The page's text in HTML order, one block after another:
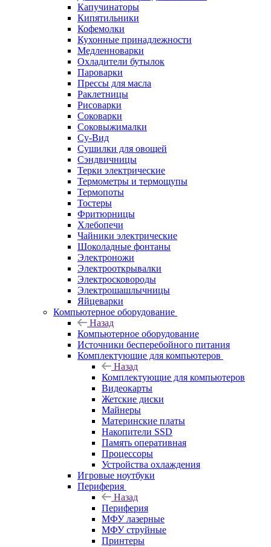
Капучинаторы
Кипятильники
Кофемолки
Кухонные принадлежности
Медленноварки
Охладители бутылок
Пароварки
Прессы для масла
Раклетницы
Рисоварки
Соковарки
Соковыжималки
Су-Вид
Сушилки для овощей
Сэндвичницы
Терки электрические
Термометры и термощупы
Термопоты
Тостеры
Фритюрницы
Хлебопечи
Чайники электрические
Шоколадные фонтаны
Электроножи
Электрооткрывалки
Электросковороды
Электрошашлычницы
Яйцеварки
Компьютерное оборудование
Назад
Компьютерное оборудование
Источники бесперебойного питания
Комплектующие для компьютеров
Назад
Комплектующие для компьютеров
Видеокарты
Жетские диски
Майнеры
Материнские платы
Накопители SSD
Память оперативная
Процессоры
Устройства охлаждения
Игровые ноутбуки
Периферия
Назад
Периферия
МФУ лазерные
МФУ струйные
Принтеры